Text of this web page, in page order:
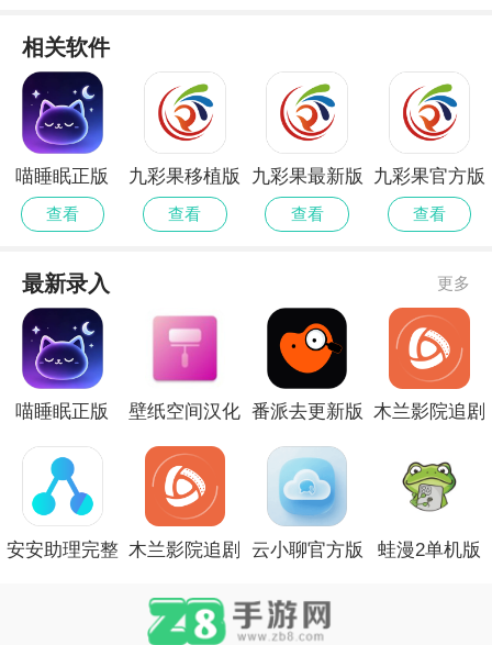
相关软件
喵睡眠正版
查看
九彩果移植版
查看
九彩果最新版
查看
九彩果官方版
查看
最新录入 更多
喵睡眠正版
壁纸空间汉化 番派去更新版 木兰影院追剧
安安助理完整 木兰影院追剧 云小聊官方版 蛙漫2单机版